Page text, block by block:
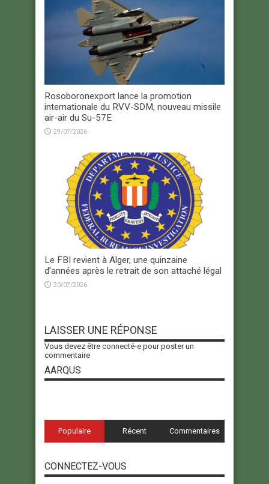
Rosoboronexport lance la promotion
internationale du RVV-SDM, nouveau missile
air-air du Su-57E
29/07/2026
Le FBI revient à Alger, une quinzaine
d’années après le retrait de son attaché légal
20/07/2026
LAISSER UNE RÉPONSE
Vous devez être connecté-e pour poster un
commentaire
AARQUS
Populaire Récent Commentaires
CONNECTEZ-VOUS